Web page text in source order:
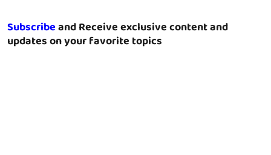
Subscribeand Receive exclusive content and
updates on your favorite topics